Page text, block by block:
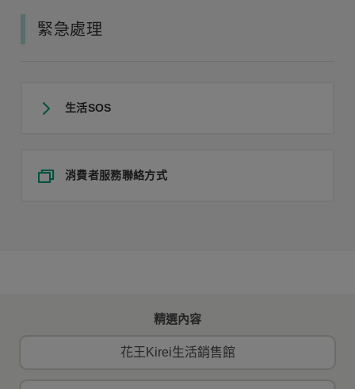
緊急處理
生活SOS
消費者服務聯絡方式
精選內容
花王Kirei生活銷售館